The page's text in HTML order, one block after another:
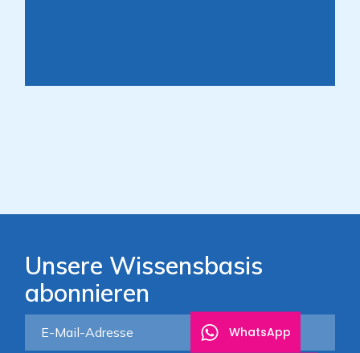
Unsere Wissensbasis
abonnieren
WhatsApp